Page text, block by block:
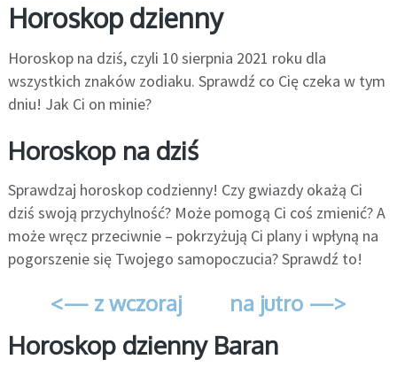
Horoskop dzienny
Horoskop na dziś, czyli 10 sierpnia 2021 roku dla
wszystkich znaków zodiaku. Sprawdź co Cię czeka w tym
dniu! Jak Ci on minie?
Horoskop na dziś
Sprawdzaj horoskop codzienny! Czy gwiazdy okażą Ci
dziś swoją przychylność? Może pomogą Ci coś zmienić? A
może wręcz przeciwnie – pokrzyżują Ci plany i wpłyną na
pogorszenie się Twojego samopoczucia? Sprawdź to!
<— z wczoraj na jutro —>
Horoskop dzienny Baran